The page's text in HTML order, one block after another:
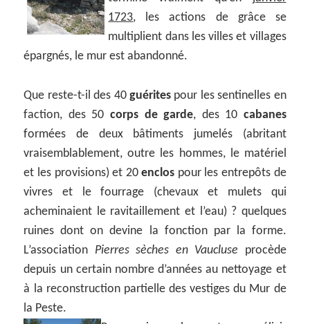
1723, les actions de grâce se
multiplient dans les villes et villages
épargnés, le mur est abandonné.
Que reste-t-il des 40 guérites pour les sentinelles en
faction, des 50 corps de garde, des 10 cabanes
formées de deux bâtiments jumelés (abritant
vraisemblablement, outre les hommes, le matériel
et les provisions) et 20enclos pour les entrepôts de
vivres et le fourrage (chevaux et mulets qui
acheminaient le ravitaillement et l’eau) ? quelques
ruines dont on devine la fonction par la forme.
L’association Pierres sèches en Vaucluse procède
depuis un certain nombre d’années au nettoyage et
à la reconstruction partielle des vestiges du Mur de
la Peste.